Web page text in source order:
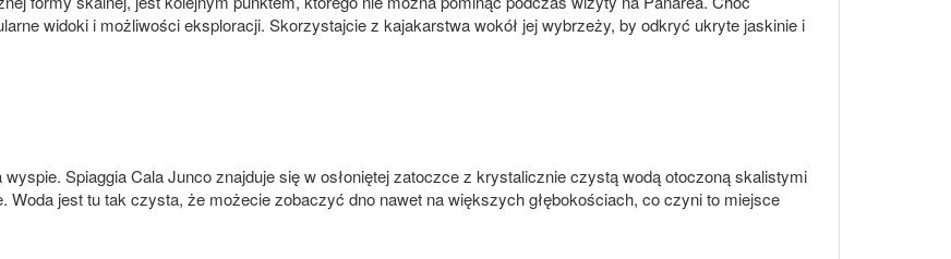
widoki i możliwości eksploracji. Skorzystajcie z kajakarstwa wokół jej wybrzeży, by odkryć ukryte jaskinie i
Spiaggia Cala Junco znajduje się w osłoniętej zatoczce z krystalicznie czystą wodą otoczoną skalistymi
Woda jest tu tak czysta, że możecie zobaczyć dno nawet na większych głębokościach, co czyni to miejsce